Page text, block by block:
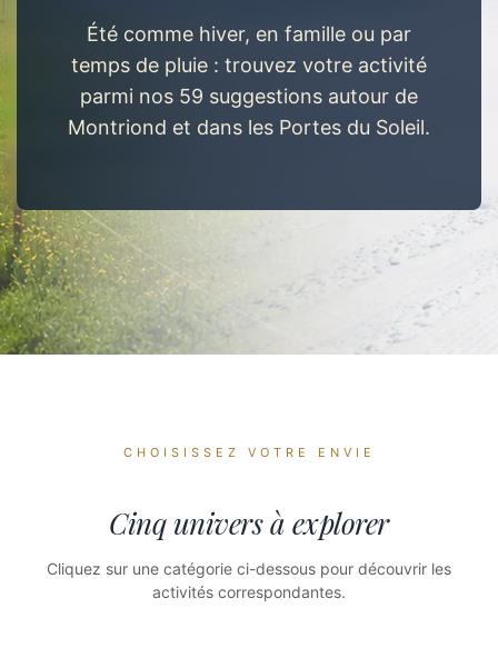
Été comme hiver, en famille ou par
temps de pluie : trouvez votre activité
parmi nos 59 suggestions autour de
Montriond et dans les Portes du Soleil.
CHOISISSEZ VOTRE ENVIE
Cinq univers à explorer
Cliquez sur une catégorie ci-dessous pour découvrir les
activités correspondantes.